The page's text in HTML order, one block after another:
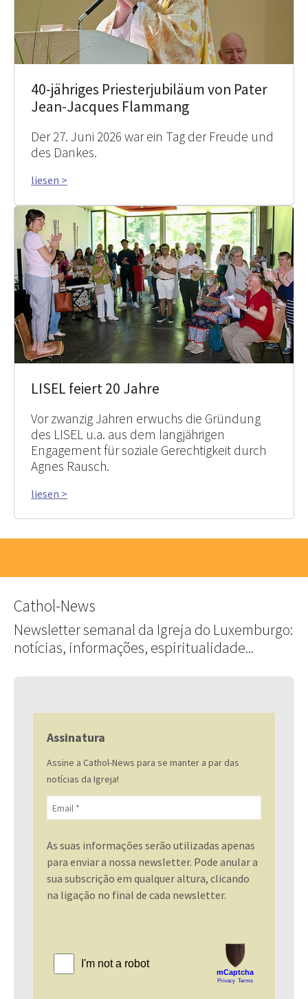
40-jähriges Priesterjubiläum von Pater
Jean-Jacques Flammang
Der 27. Juni 2026 war ein Tag der Freude und
des Dankes.
liesen >
LISEL feiert 20 Jahre
Vor zwanzig Jahren erwuchs die Gründung
des LISEL u.a. aus dem langjährigen
Engagement für soziale Gerechtigkeit durch
Agnes Rausch.
liesen >
Cathol-News
Newsletter semanal da Igreja do Luxemburgo:
notícias, informações, espiritualidade...
Assinatura
Assine a Cathol-News para se manter a par das
notícias da Igreja!
As suas informações serão utilizadas apenas
para enviar a nossa newsletter. Pode anular a
sua subscrição em qualquer altura, clicando
na ligação no final de cada newsletter.